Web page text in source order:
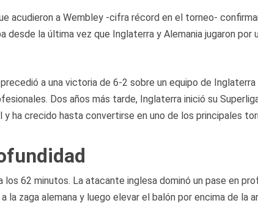
acudieron a Wembley -cifra récord en el torneo-
desde la última vez que Inglaterra y Alemania jugaron
precedió a una victoria de 6-2 sobre un equipo de
Dos años más tarde, Inglaterra inició su
ha crecido hasta convertirse en uno de los principales
los 62 minutos. La atacante inglesa dominó un pase en
la zaga alemana y luego elevar el balón por encima de la